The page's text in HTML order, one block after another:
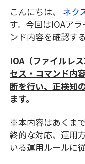
こんにちは、 ネク
す。今回はIOAア
ンド内容を確認す
IOA（ファイルレ
セス・コマンド内
断を行い、正検知
ます。
※本内容はあくま
終的な対応、運用
いる運用ルールに